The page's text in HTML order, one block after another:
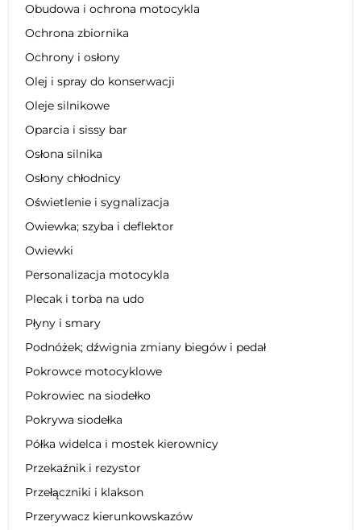
Obudowa i ochrona motocykla
Ochrona zbiornika
Ochrony i osłony
Olej i spray do konserwacji
Oleje silnikowe
Oparcia i sissy bar
Osłona silnika
Osłony chłodnicy
Oświetlenie i sygnalizacja
Owiewka; szyba i deflektor
Owiewki
Personalizacja motocykla
Plecak i torba na udo
Płyny i smary
Podnóżek; dźwignia zmiany biegów i pedał
Pokrowce motocyklowe
Pokrowiec na siodełko
Pokrywa siodełka
Półka widelca i mostek kierownicy
Przekaźnik i rezystor
Przełączniki i klakson
Przerywacz kierunkowskazów